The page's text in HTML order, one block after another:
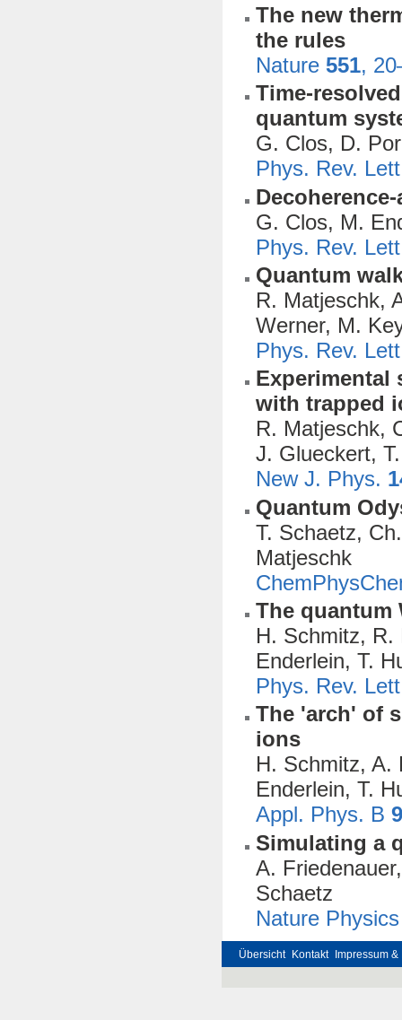
The new
the rules
Nature551,
Time-
quantum
G. Clos, D.
Phys. Rev.
G. Clos, M.
Phys. Rev.
Quantum
R. Matjeschk,
Werner, M.
Phys. Rev.
Experimental
with trapped
R. Matjeschk,
J. Glueckert,
New J. Phys.
Quantum
T. Schaetz,
Matjeschk
The quantum
H. Schmitz, R.
Enderlein, T.
Phys. Rev.
The 'arch' of
ions
H. Schmitz, A.
Enderlein, T.
Appl. Phys. B
Simulating a
A.
Schaetz
Nature
Übersicht Kontakt Impressum